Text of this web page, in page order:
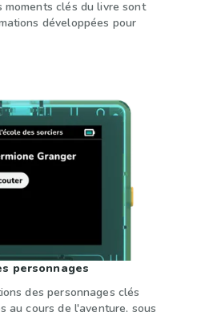
moments clés du livre sont
développées pour
personnages
des personnages clés
au cours de l'aventure, sous